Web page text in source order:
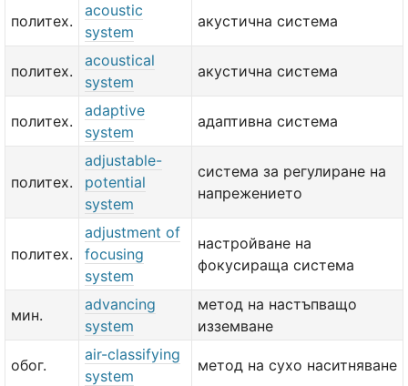
политех.
acoustic
system
акустична система
политех.
acoustical
system
акустична система
политех.
adaptive
system
адаптивна система
политех.
adjustable-
potential
system
система за регулиране на
напрежението
политех.
adjustment of
focusing
system
настройване на
фокусираща система
мин.
advancing
system
метод на настъпващо
изземване
обог.
air-classifying
system
метод на сухо наситняване